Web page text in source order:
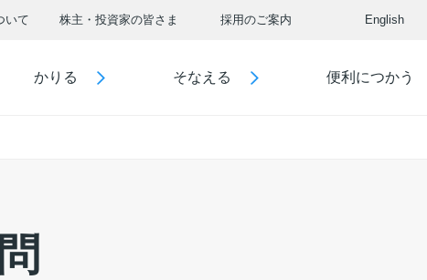
いて 株主・投資家の皆さま 採用のご案内 English
かりる そなえる 便利につかう